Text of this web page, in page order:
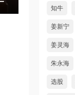
知牛
姜新宁
姜灵海
朱永海
选股